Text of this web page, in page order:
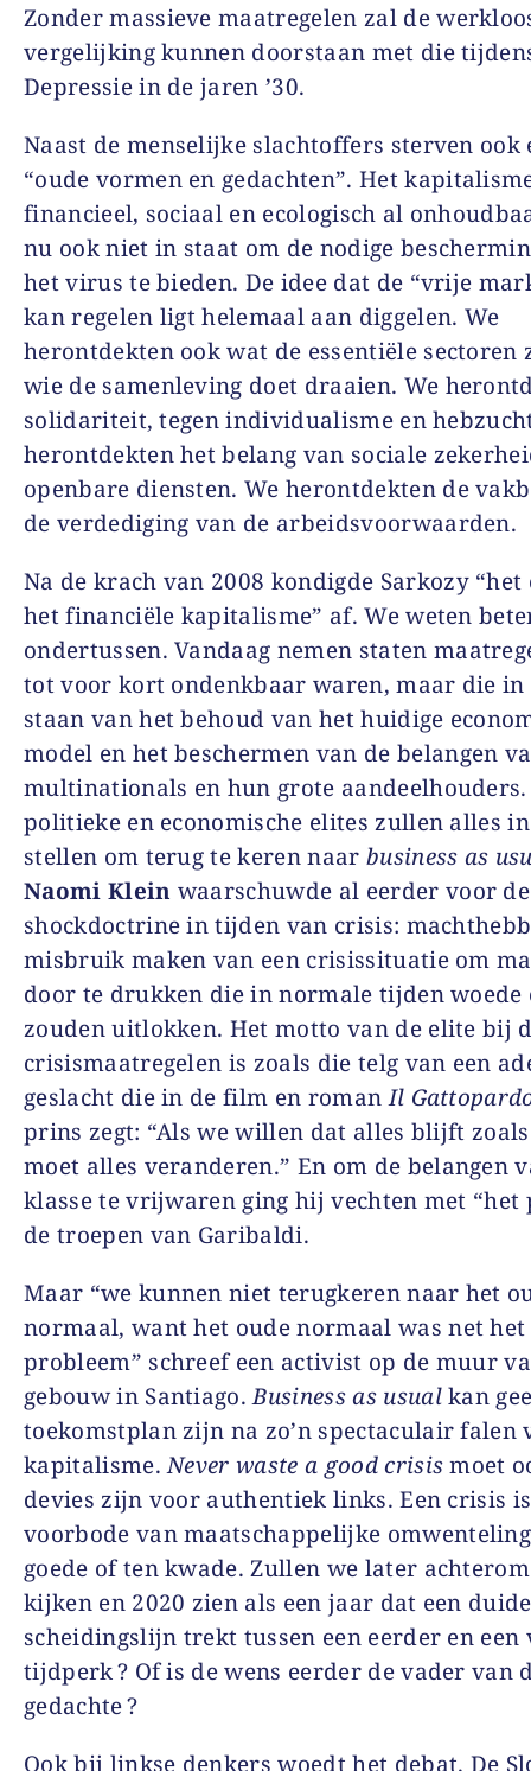
Zonder massieve maatregelen zal de
vergelijking kunnen doorstaan met die
Depressie in de jaren ’30.
Naast de menselijke slachtoffers sterven ook
“oude vormen en gedachten”. Het
financieel, sociaal en ecologisch al
nu ook niet in staat om de nodige
het virus te bieden. De idee dat de “vrije
kan regelen ligt helemaal aan diggelen. We
herontdekten ook wat de essentiële sectoren
wie de samenleving doet draaien. We
solidariteit, tegen individualisme en
herontdekten het belang van sociale
openbare diensten. We herontdekten de
de verdediging van de arbeidsvoorwaarden.
Na de krach van 2008 kondigde Sarkozy
het financiële kapitalisme” af. We weten
ondertussen. Vandaag nemen staten
tot voor kort ondenkbaar waren, maar die in
staan van het behoud van het huidige
model en het beschermen van de belangen
multinationals en hun grote aandeelhouders.
politieke en economische elites zullen alles
stellen om terug te keren naar business as
Naomi Klein waarschuwde al eerder voor de
shockdoctrine in tijden van crisis:
misbruik maken van een crisissituatie om
door te drukken die in normale tijden woede
zouden uitlokken. Het motto van de elite bij
crisismaatregelen is zoals die telg van een
geslacht die in de film en romanIl
prins zegt: “Als we willen dat alles blijft
moet alles veranderen.” En om de belangen
klasse te vrijwaren ging hij vechten met “het
de troepen van Garibaldi.
Maar “we kunnen niet terugkeren naar het
normaal, want het oude normaal was net het
probleem” schreef een activist op de muur
gebouw in Santiago.Business as usualkan
toekomstplan zijn na zo’n spectaculair falen
kapitalisme.Never waste a good crisismoet
devies zijn voor authentiek links. Een crisis
voorbode van maatschappelijke
goede of ten kwade. Zullen we later
kijken en 2020 zien als een jaar dat een
scheidingslijn trekt tussen een eerder en een
tijdperk ? Of is de wens eerder de vader van
gedachte ?
Ook bij linkse denkers woedt het debat. De